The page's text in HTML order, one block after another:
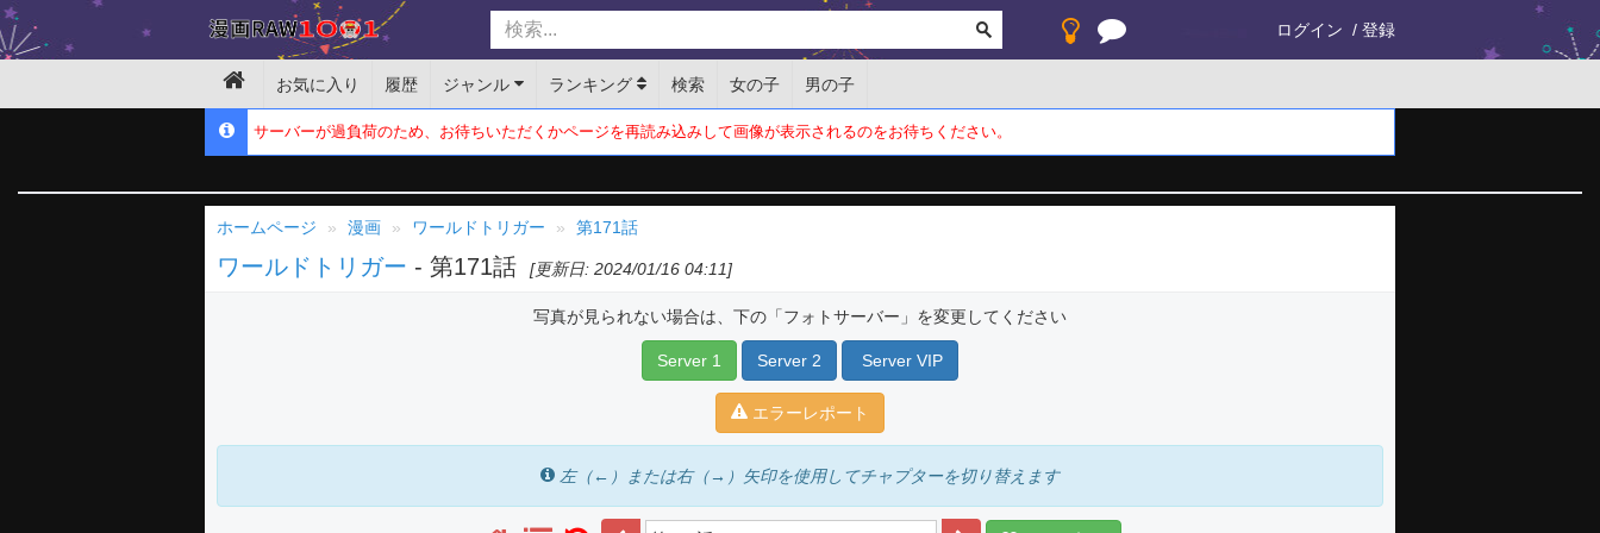
ログイン 登録
お気に入り 履歴 ジャンル ランキング 検索 女の子 男の子
サーバーが過負荷のため、お待ちいただくかページを再読み込みして画像が表示されるのをお待ちください。
ホームページ 漫画 ワールドトリガー 第171話
ワールドトリガー - 第171話 [更新日: 2024/01/16 04:11]
写真が見られない場合は、下の「フォトサーバー」を変更してください
Server 1 Server 2 Server VIP
エラーレポート
左（←）または右（→）矢印を使用してチャプターを切り替えます